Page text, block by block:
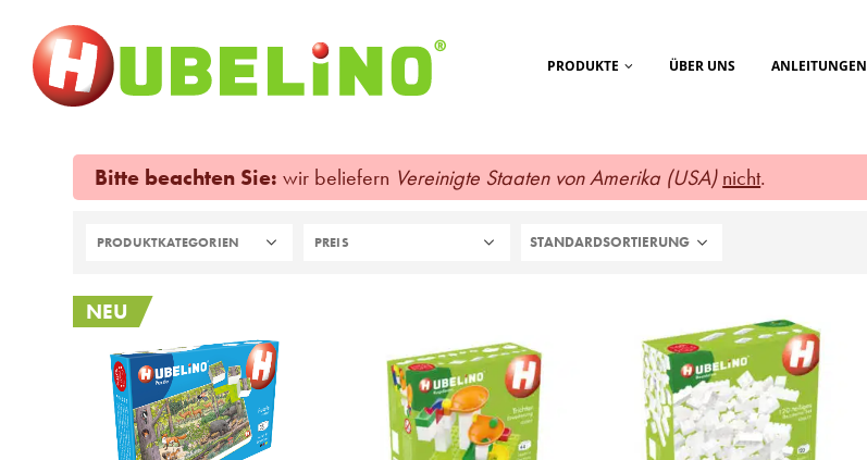
PRODUKTE ÜBER UNS ANLEITUNGEN
Bitte beachten Sie: wir beliefern Vereinigte Staaten von Amerika (USA) nicht.
PRODUKTKATEGORIEN PREIS
NEU